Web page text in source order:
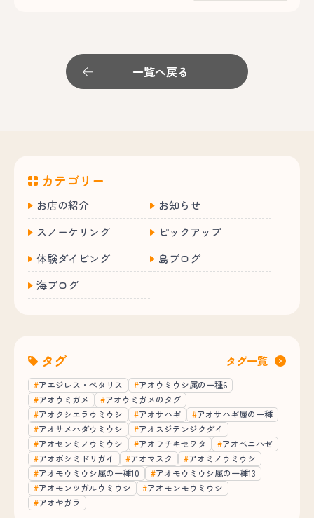
一覧へ戻る
カテゴリー
お店の紹介
お知らせ
スノーケリング
ピックアップ
体験ダイビング
島ブログ
海ブログ
タグ タグ一覧
アエジレス・ペタリス
アオウミウシ属の一種6
アオウミガメ
アオウミガメのタグ
アオクシエラウミウシ
アオサハギ
アオサハギ属の一種
アオサメハダウミウシ
アオスジテンジクダイ
アオセンミノウミウシ
アオフチキセワタ
アオベニハゼ
アオボシミドリガイ
アオマスク
アオミノウミウシ
アオモウミウシ属の一種10
アオモウミウシ属の一種13
アオモンツガルウミウシ
アオモンモウミウシ
アオヤガラ